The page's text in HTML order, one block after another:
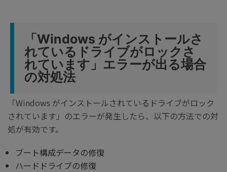
「Windows がインストールさ
れているドライブがロックさ
れています」エラーが出る場合
の対処法
「Windows がインストールされているドライブがロック
されています」のエラーが発生したら、以下の方法での対
処が有効です。
ブート構成データの修復
ハードドライブの修復